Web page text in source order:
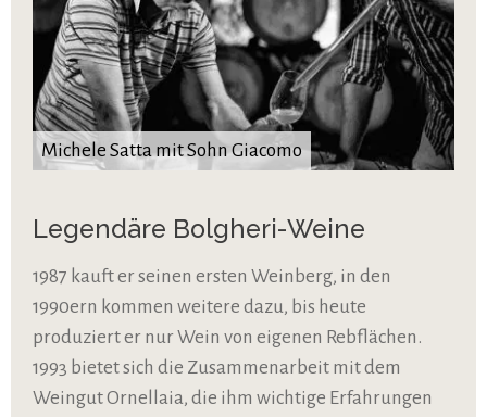
Michele Satta mit Sohn Giacomo
Legendäre Bolgheri-Weine
1987 kauft er seinen ersten Weinberg, in den
1990ern kommen weitere dazu, bis heute
produziert er nur Wein von eigenen Rebflächen.
1993 bietet sich die Zusammenarbeit mit dem
Weingut Ornellaia, die ihm wichtige Erfahrungen